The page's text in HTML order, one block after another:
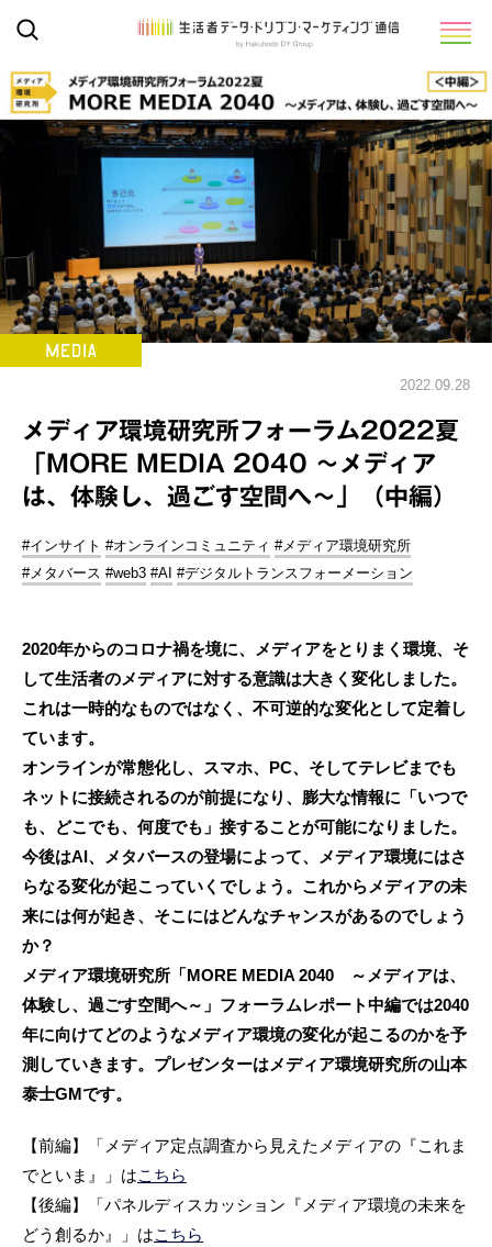
2022.09.28
メディア環境研究所フォーラム2022夏
「MORE MEDIA 2040 ～メディア
は、体験し、過ごす空間へ～」（中編）
#インサイト #オンラインコミュニティ #メディア環境研究所
#メタバース #web3 #AI #デジタルトランスフォーメーション
2020年からのコロナ禍を境に、メディアをとりまく環境、そ
して生活者のメディアに対する意識は大きく変化しました。
これは一時的なものではなく、不可逆的な変化として定着し
ています。
オンラインが常態化し、スマホ、PC、そしてテレビまでも
ネットに接続されるのが前提になり、膨大な情報に「いつで
も、どこでも、何度でも」接することが可能になりました。
今後はAI、メタバースの登場によって、メディア環境にはさ
らなる変化が起こっていくでしょう。これからメディアの未
来には何が起き、そこにはどんなチャンスがあるのでしょう
か？
メディア環境研究所「MORE MEDIA 2040 ～メディアは、
体験し、過ごす空間へ～」フォーラムレポート中編では2040
年に向けてどのようなメディア環境の変化が起こるのかを予
測していきます。プレゼンターはメディア環境研究所の山本
泰士GMです。
【前編】「メディア定点調査から見えたメディアの『これま
でといま』」はこちら
【後編】「パネルディスカッション『メディア環境の未来を
どう創るか』」はこちら